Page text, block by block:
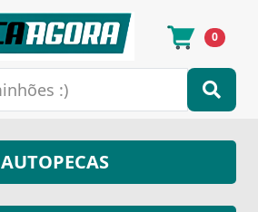
0
AUTOPECAS